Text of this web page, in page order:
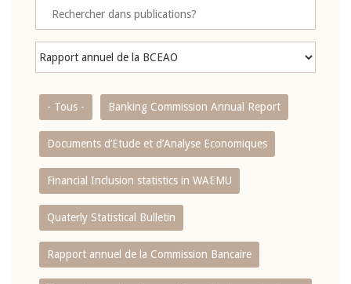
- Tous - Banking Commission Annual Report
Documents d’Etude et d’Analyse Economiques
Financial Inclusion statistics in WAEMU
Quaterly Statistical Bulletin
Rapport annuel de la Commission Bancaire